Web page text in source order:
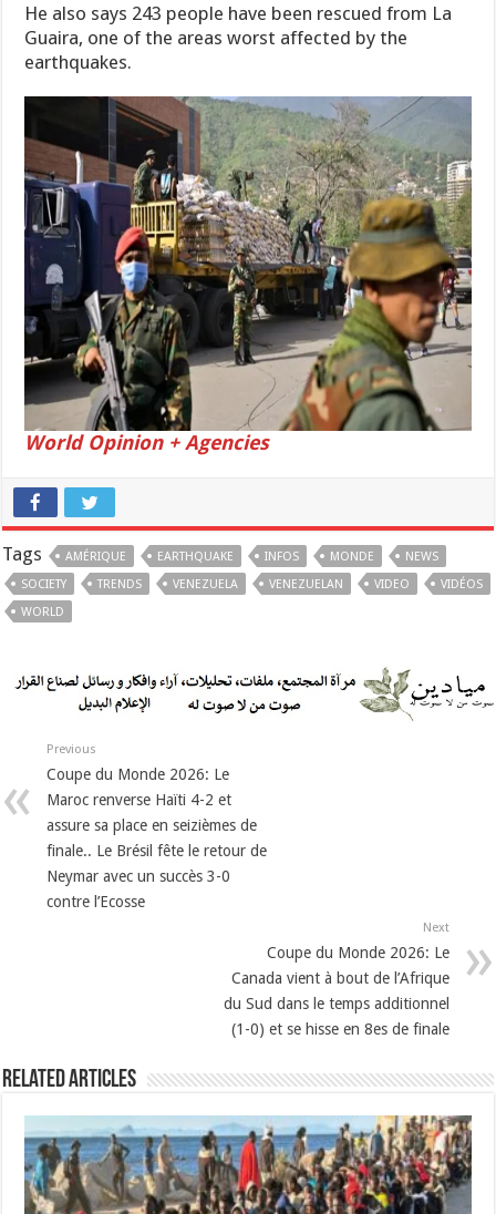
He also says 243 people have been rescued from La
Guaira, one of the areas worst affected by the
earthquakes.
World Opinion + Agencies
Tags AMÉRIQUE EARTHQUAKE INFOS MONDE
NEWS
SOCIETY
TRENDS VENEZUELA VENEZUELAN VIDEO
VIDÉOS
WORLD
Previous
Coupe du Monde 2026: Le
Maroc renverse Haïti 4-2 et
assure sa place en seizièmes de
finale.. Le Brésil fête le retour de
Neymar avec un succès 3-0
contre l’Ecosse
Next
Coupe du Monde 2026: Le
Canada vient à bout de l’Afrique
du Sud dans le temps additionnel
(1-0) et se hisse en 8es de finale
Related Articles